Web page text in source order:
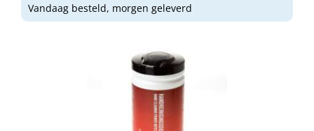
Vandaag besteld, morgen geleverd